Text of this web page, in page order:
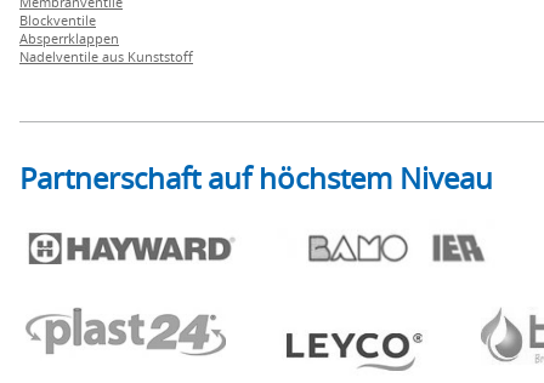
Blockventile
Absperrklappen
Nadelventile aus Kunststoff
Partnerschaft auf höchstem Niveau